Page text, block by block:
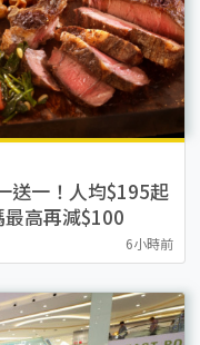
送一！人均$195起
高再減$100
6小時前